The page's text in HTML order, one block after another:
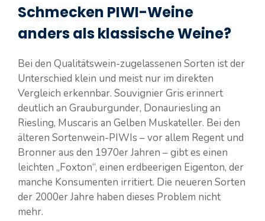
Schmecken PIWI-Weine
anders als klassische Weine?
Bei den Qualitätswein-zugelassenen Sorten ist der
Unterschied klein und meist nur im direkten
Vergleich erkennbar. Souvignier Gris erinnert
deutlich an Grauburgunder, Donauriesling an
Riesling, Muscaris an Gelben Muskateller. Bei den
älteren Sortenwein-PIWIs – vor allem Regent und
Bronner aus den 1970er Jahren – gibt es einen
leichten „Foxton“, einen erdbeerigen Eigenton, der
manche Konsumenten irritiert. Die neueren Sorten
der 2000er Jahre haben dieses Problem nicht
mehr.